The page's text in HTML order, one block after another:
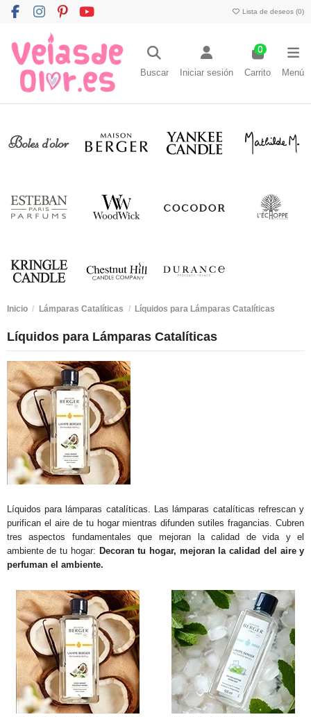
Lista de deseos (0)
Buscar Iniciar sesión
0
Carrito Menú
Inicio Lámparas Catalíticas Líquidos para Lámparas Catalíticas
Líquidos para Lámparas Catalíticas
Líquidos para lámparas catalíticas. Las lámparas catalíticas refrescan y
purifican el aire de tu hogar mientras difunden sutiles fragancias. Cubren
tres aspectos fundamentales que mejoran la calidad de vida y el
ambiente de tu hogar: Decoran tu hogar, mejoran la calidad del aire y
perfuman el ambiente.